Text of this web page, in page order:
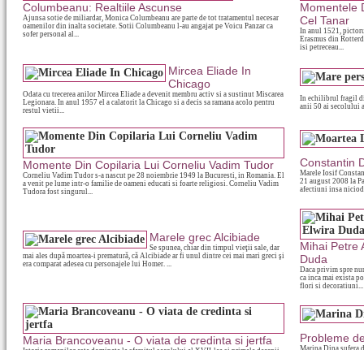
Columbeanu: Realtiile Ascunse
Ajunsa sotie de miliardar, Monica Columbeanu are parte de tot tratamentul necesar
oamenilor din inalta societate. Sotii Columbeanu l-au angajat pe Voicu Panzar ca
sofer personal al...
Momentele
Cel Tanar
In anul 1521,
Erasmus din
isi petreceau...
Mircea Eliade In
Chicago
Odata cu trecerea anilor Mircea Eliade a devenit membru activ si a sustinut Miscarea
Legionara. In anul 1957 el a calatorit la Chicago si a decis sa ramana acolo pentru
restul vietii...
In echilibrul fragil
anii 50 ai secolului
Momente Din Copilaria Lui Corneliu Vadim Tudor
Corneliu Vadim Tudor s-a nascut pe 28 noiembrie 1949 la Bucuresti, in Romania. El
a venit pe lume intr-o familie de oameni educati si foarte religiosi. Corneliu Vadim
Tudora fost singurul...
Constantin
Marele Iosif
21 august 2008 la
afectiuni insa
Marele grec Alcibiade
Se spunea, chiar din timpul vieţii sale, dar
mai ales după moartea-i prematură, că Alcibiade ar fi unul dintre cei mai mari greci şi
era comparat adesea cu personajele lui Homer. ...
Mihai Petre
Duda
Daca privim spre
ca inca mai exista
flori si decoratiuni...
Maria Brancoveanu - O viata de credinta si jertfa Probleme
Marina Dina sufera